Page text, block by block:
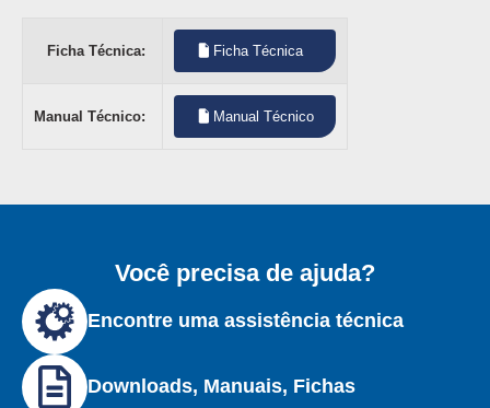
Ficha Técnica: Ficha Técnica
Manual Técnico: Manual Técnico
Você precisa de ajuda?
Encontre uma assistência técnica
Downloads, Manuais, Fichas